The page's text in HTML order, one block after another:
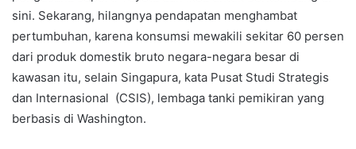
sini. Sekarang, hilangnya pendapatan menghambat
pertumbuhan, karena konsumsi mewakili sekitar 60 persen
dari produk domestik bruto negara-negara besar di
kawasan itu, selain Singapura, kata Pusat Studi Strategis
dan Internasional (CSIS), lembaga tanki pemikiran yang
berbasis di Washington.